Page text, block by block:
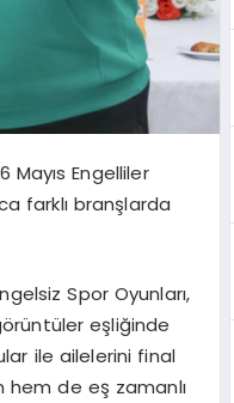
Engelliler
farklı branşlarda
Spor Oyunları,
eşliğinde
ile ailelerini final
hem de eş zamanlı